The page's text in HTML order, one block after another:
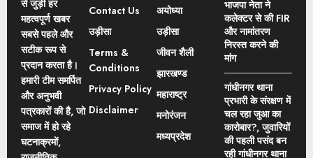
से जुड़ी हर
महत्वपूर्ण खबर
सबसे पहले और
सटीक रूप से
प्रदान करता है।
हमारी टीम समर्पित
और अनुभवी
पत्रकारों की है, जो
समाज में हो रहे
घटनाक्रमों,
Contact Us
उड़ीसा
Terms &
Conditions
Privacy Policy
Disclaimer
अयोध्या
उड़ीसा
जीवन शैली
झारखण्ड
महाराष्ट्र
मनोरंजन
मध्यप्रदेश
भाजपा नेता ने
कलेक्टर से की FIR
और नामांतरण
निरस्त करने की
मांग
गांधीनगर थाना
प्रभारी के संरक्षण में
चल रहा जुआ का
कारोबार?, जुवारियों
की पहली पसंद बन
रही गांधीनगर थाना